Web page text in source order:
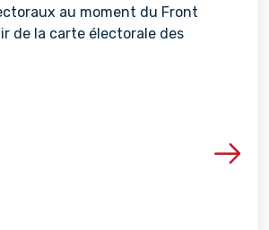
au moment du Front
de la carte électorale des
Voir les détails de la